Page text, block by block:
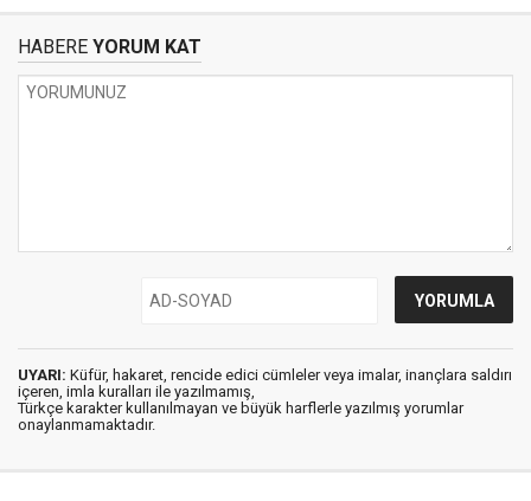
HABERE YORUM KAT
UYARI: Küfür, hakaret, rencide edici cümleler veya imalar, inançlara saldırı
içeren, imla kuralları ile yazılmamış,
Türkçe karakter kullanılmayan ve büyük harflerle yazılmış yorumlar
onaylanmamaktadır.